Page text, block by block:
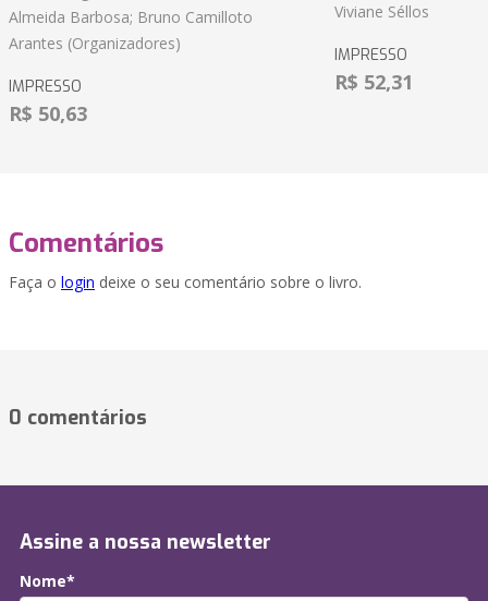
Almeida Barbosa; Bruno Camilloto
Arantes (Organizadores)
IMPRESSO
R$ 50,63
Viviane Séllos
IMPRESSO
R$ 52,31
Comentários
Faça o login deixe o seu comentário sobre o livro.
0 comentários
Assine a nossa newsletter
Nome*